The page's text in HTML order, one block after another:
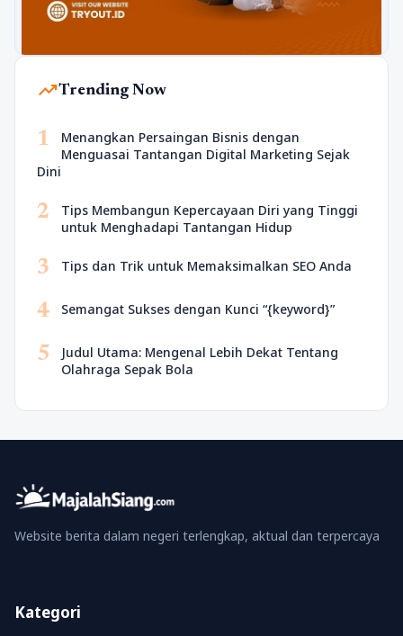
trending_upTrending Now
1
Menangkan Persaingan Bisnis dengan
Menguasai Tantangan Digital Marketing Sejak
Dini
2
Tips Membangun Kepercayaan Diri yang Tinggi
untuk Menghadapi Tantangan Hidup
3 Tips dan Trik untuk Memaksimalkan SEO Anda
4 Semangat Sukses dengan Kunci “{keyword}”
5
Judul Utama: Mengenal Lebih Dekat Tentang
Olahraga Sepak Bola
Website berita dalam negeri terlengkap, aktual dan terpercaya
Kategori